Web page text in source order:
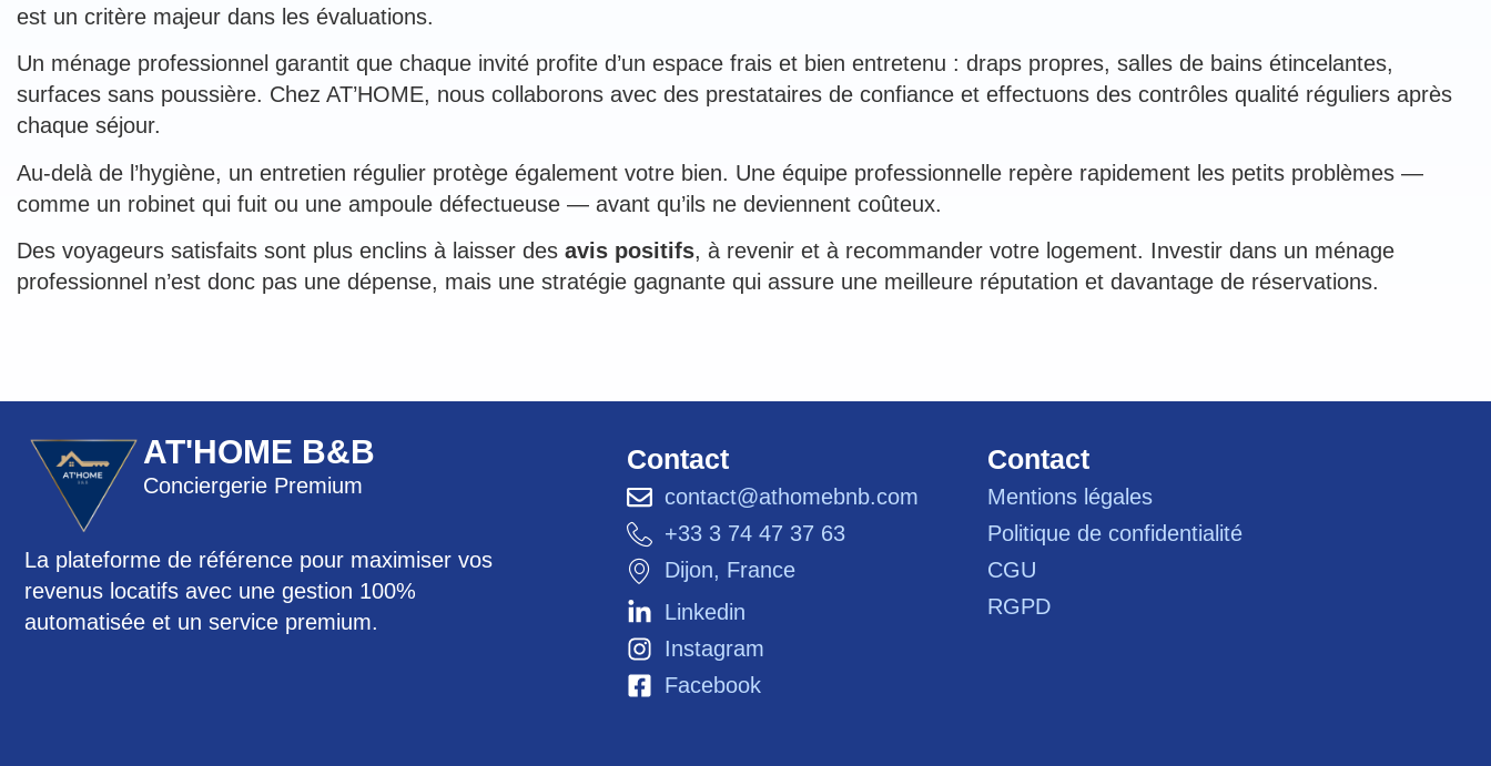
est un critère majeur dans les évaluations.
Un ménage professionnel garantit que chaque invité profite d’un espace frais et bien entretenu : draps propres, salles de bains étincelantes,
surfaces sans poussière. Chez AT’HOME, nous collaborons avec des prestataires de confiance et effectuons des contrôles qualité réguliers après
chaque séjour.
Au-delà de l’hygiène, un entretien régulier protège également votre bien. Une équipe professionnelle repère rapidement les petits problèmes —
comme un robinet qui fuit ou une ampoule défectueuse — avant qu’ils ne deviennent coûteux.
Des voyageurs satisfaits sont plus enclins à laisser desavis positifs, à revenir et à recommander votre logement. Investir dans un ménage
professionnel n’est donc pas une dépense, mais une stratégie gagnante qui assure une meilleure réputation et davantage de réservations.
AT'HOME B&B
Conciergerie Premium
La plateforme de référence pour maximiser vos
revenus locatifs avec une gestion 100%
automatisée et un service premium.
Contact
contact@athomebnb.com
+33 3 74 47 37 63
Dijon, France
Linkedin
Instagram
Facebook
Contact
Mentions légales
Politique de confidentialité
CGU
RGPD